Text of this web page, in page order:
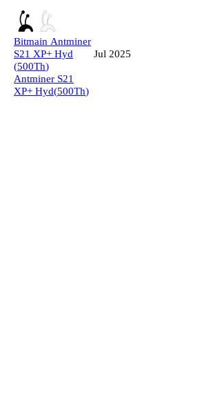
Bitmain Antminer
S21 XP+ Hyd
(500Th)
Antminer S21
XP+ Hyd(500Th)
Jul 2025